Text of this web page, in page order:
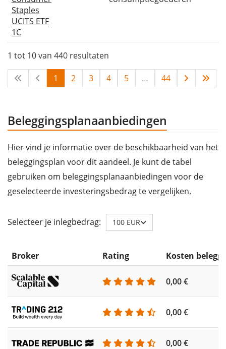
Staples
UCITS ETF
1C
1 tot 10 van 440 resultaten
1 2 3 4 5 … 44
Beleggingsplanaanbiedingen
Hier vind je informatie over de beschikbaarheid van het
beleggingsplan voor dit aandeel. Je kunt de tabel
gebruiken om beleggingsplanaanbiedingen voor de
geselecteerde investeringsbedrag te vergelijken.
Selecteer je inlegbedrag: 100 EUR
Broker Rating Kosten
0,00 €
0,00 €
0,00 €